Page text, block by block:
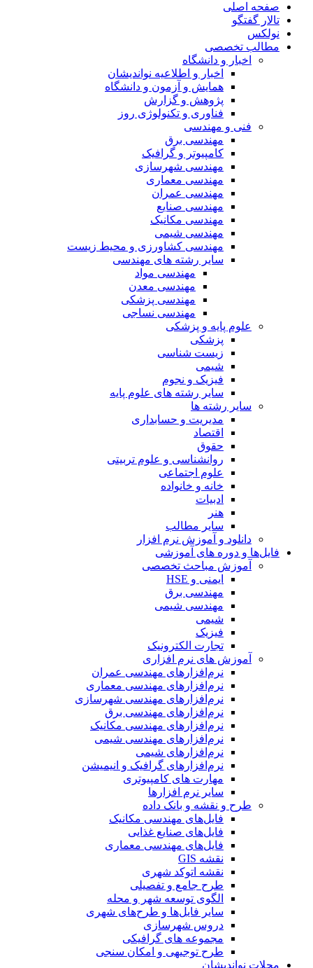
صفحه اصلی
تالار گفتگو
نولکس
مطالب تخصصی
اخبار و دانشگاه
اخبار و اطلاعیه نواندیشان
همایش و آزمون و دانشگاه
پژوهش و گزارش
فناوری و تکنولوژی روز
فنی و مهندسی
مهندسی برق
کامپیوتر و گرافیک
مهندسی شهرسازی
مهندسی معماری
مهندسی عمران
مهندسی صنایع
مهندسی مکانیک
مهندسی شیمی
مهندسی کشاورزی و محیط زیست
سایر رشته های مهندسی
مهندسی مواد
مهندسی معدن
مهندسی پزشکی
مهندسی نساجی
علوم پایه و پزشکی
پزشکی
زیست شناسی
شیمی
فیزیک و نجوم
سایر رشته های علوم پایه
سایر رشته ها
مدیریت و حسابداری
اقتصاد
حقوق
روانشناسی و علوم تربیتی
علوم اجتماعی
خانه و خانواده
ادبیات
هنر
سایر مطالب
دانلود و آموزش نرم افزار
فایل‌ها و دوره های آموزشی
آموزش مباحث تخصصی
ایمنی و HSE
مهندسی برق
مهندسی شیمی
شیمی
فیزیک
تجارت الکترونیک
آموزش های نرم افزاری
نرم‌افزارهای مهندسی عمران
نرم‌افزارهای مهندسی معماری
نرم‌افزارهای مهندسی شهرسازی
نرم‌افزارهای مهندسی برق
نرم‌افزارهای مهندسی مکانیک
نرم‌افزارهای مهندسی شیمی
نرم‌افزارهای شیمی
نرم‌افزارهای گرافیک و انیمیشن
مهارت های کامپیوتری
سایر نرم افزارها
طرح و نقشه و بانک داده
فایل‌های مهندسی مکانیک
فایل‌های صنایع غذایی
فایل‌های مهندسی معماری
نقشه GIS
نقشه اتوکد شهری
طرح جامع و تفصیلی
الگوی توسعه شهر و محله
سایر فایل‌ها و طرح‌های شهری
دروس شهرسازی
مجموعه های گرافیکی
طرح توجیهی و امکان سنجی
مجلات نواندیشان